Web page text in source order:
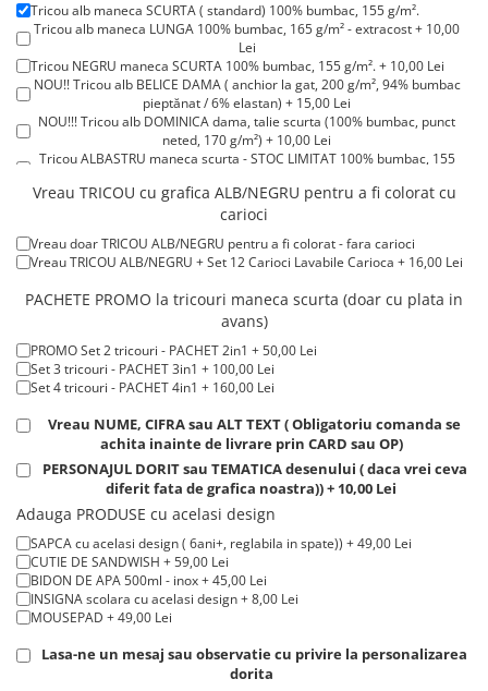
Halate si pijamale Family
Incaltaminte
Seturi elegante femei
Umbrele
Pijamale de copii
Pijamale BIG SIZE femei
Cadouri ocazii speciale
Tricouri de cuplu Valentine's Day
Cadouri pentru Bunici
Cadouri Craciun
Cadouri pentru Mama
Cadouri pentru profesori sau absolventi
Cadouri Back to school
Cadouri de Paște
Cadouri Traditionale Romanesti
8 Martie
Cadouri pentru CUPLU El & Ea
Cadouri Iubitori de animale
Cadouri GRAVIDE
Cadouri pentru sportivi
Tricou alb maneca SCURTA ( standard) 100% bumbac, 155 g/m².
Tricou alb maneca LUNGA 100% bumbac, 165 g/m² - extracost + 10,00
Lei
Tricou NEGRU maneca SCURTA 100% bumbac, 155 g/m². + 10,00 Lei
NOU!! Tricou alb BELICE DAMA ( anchior la gat, 200 g/m², 94% bumbac
pieptănat / 6% elastan) + 15,00 Lei
NOU!!! Tricou alb DOMINICA dama, talie scurta (100% bumbac, punct
neted, 170 g/m²) + 10,00 Lei
Tricou ALBASTRU maneca scurta - STOC LIMITAT 100% bumbac, 155
Tricou ROSU maneca scurta 100% bumbac, 155 g/m². + 15,00 Lei
Tricou POLO alb maneca SCURTA 200-220 g/m² - marimi COPII + 15,00
Tricou POLO alb maneca LUNGA 200-220 g/m² marimi COPII + 20,00
Lei
Tricou ROSU maneca LUNGA ( STOC LIMITAT) 100% bumbac, 165 g/m²
- extracost + 20,00 Lei
Vreau TRICOU cu grafica ALB/NEGRU pentru a fi colorat cu
carioci
Vreau doar TRICOU ALB/NEGRU pentru a fi colorat - fara carioci
Vreau TRICOU ALB/NEGRU + Set 12 Carioci Lavabile Carioca + 16,00 Lei
PACHETE PROMO la tricouri maneca scurta (doar cu plata in
avans)
PROMO Set 2 tricouri - PACHET 2in1 + 50,00 Lei
Set 3 tricouri - PACHET 3in1 + 100,00 Lei
Set 4 tricouri - PACHET 4in1 + 160,00 Lei
Vreau NUME, CIFRA sau ALT TEXT ( Obligatoriu comanda se
achita inainte de livrare prin CARD sau OP)
PERSONAJUL DORIT sau TEMATICA desenului ( daca vrei ceva
diferit fata de grafica noastra)) + 10,00 Lei
Adauga PRODUSE cu acelasi design
SAPCA cu acelasi design ( 6ani+, reglabila in spate)) + 49,00 Lei
CUTIE DE SANDWISH + 59,00 Lei
BIDON DE APA 500ml - inox + 45,00 Lei
INSIGNA scolara cu acelasi design + 8,00 Lei
MOUSEPAD + 49,00 Lei
Lasa-ne un mesaj sau observatie cu privire la personalizarea
dorita